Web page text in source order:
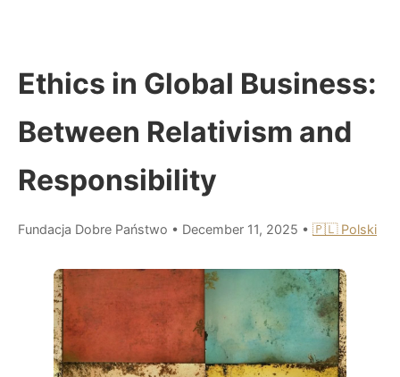
Ethics in Global Business:
Between Relativism and
Responsibility
Fundacja Dobre Państwo • December 11, 2025 • 🇵🇱 Polski